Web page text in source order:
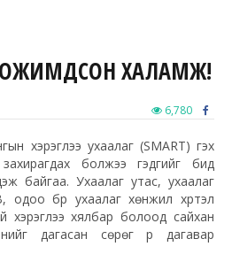
ХАЛАМЖ!
6,780
хэрэглээ ухаалаг (SMART) гэх
болжээ гэдгийг бид
байгаа. Ухаалаг утас, ухаалаг
, одоо бүр ухаалаг хөнжил хүртэл
хэрэглээ хялбар болоод сайхан
дагасан сөрөг үр дагавар